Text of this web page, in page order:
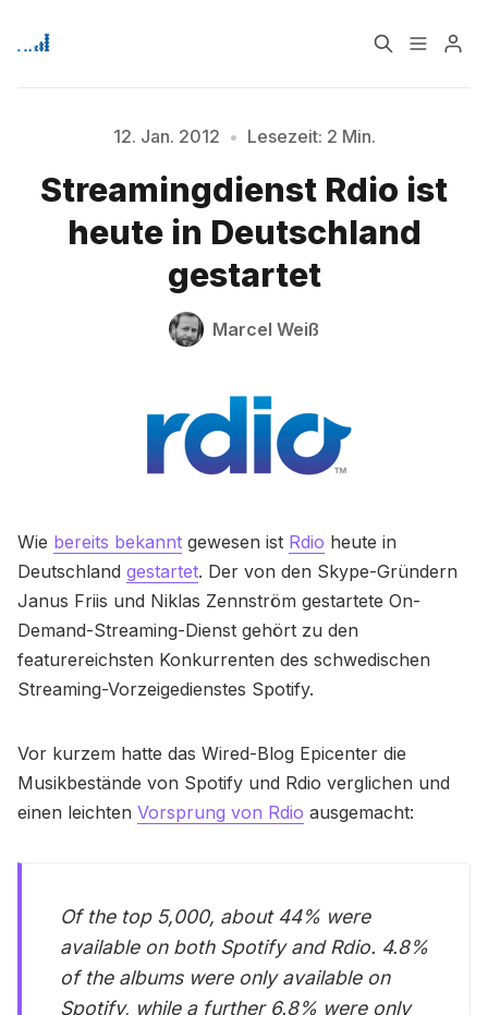
Signup
Bitte geben Sie mindestens 3 Zeichen ein
12. Jan. 2012 • Lesezeit: 2 Min.
Streamingdienst Rdio ist
heute in Deutschland
gestartet
Marcel Weiß
Wie bereits bekannt gewesen ist Rdio heute in
Deutschland gestartet. Der von den Skype-Gründern
Janus Friis und Niklas Zennström gestartete On-
Demand-Streaming-Dienst gehört zu den
featurereichsten Konkurrenten des schwedischen
Streaming-Vorzeigedienstes Spotify.
Vor kurzem hatte das Wired-Blog Epicenter die
Musikbestände von Spotify und Rdio verglichen und
einen leichten Vorsprung von Rdio ausgemacht:
Of the top 5,000, about 44% were
available on both Spotify and Rdio. 4.8%
of the albums were only available on
Spotify, while a further 6.8% were only